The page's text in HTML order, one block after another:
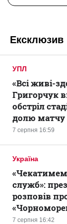
Ексклюзив
УПЛ
7 серпня 16:59
«Всі живі-
Григорчук
обстріл
долю
Україна
7 серпня 16:42
служб»:
розповів